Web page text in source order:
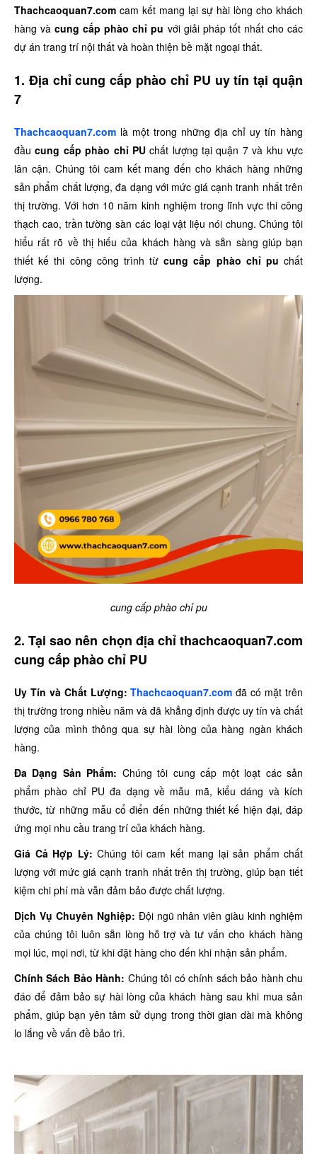
Thachcaoquan7.com cam kết mang lại sự hài lòng cho khách
hàng vàcung cấp phào chỉ pu với giải pháp tốt nhất cho các
dự án trang trí nội thất và hoàn thiện bề mặt ngoại thất.
1. Địa chỉ cung cấp phào chỉ PU uy tín tại quận
7
Thachcaoquan7.com là một trong những địa chỉ uy tín hàng
đầucung cấp phào chỉ PUchất lượng tại quận 7 và khu vực
lân cận. Chúng tôi cam kết mang đến cho khách hàng những
sản phẩm chất lượng, đa dạng với mức giá cạnh tranh nhất trên
thị trường. Với hơn 10 năm kinh nghiệm trong lĩnh vực thi công
thạch cao, trần tường sàn các loại vật liệu nói chung. Chúng tôi
hiểu rất rõ về thị hiếu của khách hàng và sẵn sàng giúp bạn
thiết kế thi công công trình từcung cấp phào chỉ pu chất
lượng.
cung cấp phào chỉ pu
2. Tại sao nên chọn địa chỉ thachcaoquan7.com
cung cấp phào chỉ PU
Uy Tín và Chất Lượng: Thachcaoquan7.com đã có mặt trên
thị trường trong nhiều năm và đã khẳng định được uy tín và chất
lượng của mình thông qua sự hài lòng của hàng ngàn khách
hàng.
Đa Dạng Sản Phẩm: Chúng tôi cung cấp một loạt các sản
phẩm phào chỉ PU đa dạng về mẫu mã, kiểu dáng và kích
thước, từ những mẫu cổ điển đến những thiết kế hiện đại, đáp
ứng mọi nhu cầu trang trí của khách hàng.
Giá Cả Hợp Lý: Chúng tôi cam kết mang lại sản phẩm chất
lượng với mức giá cạnh tranh nhất trên thị trường, giúp bạn tiết
kiệm chi phí mà vẫn đảm bảo được chất lượng.
Dịch Vụ Chuyên Nghiệp: Đội ngũ nhân viên giàu kinh nghiệm
của chúng tôi luôn sẵn lòng hỗ trợ và tư vấn cho khách hàng
mọi lúc, mọi nơi, từ khi đặt hàng cho đến khi nhận sản phẩm.
Chính Sách Bảo Hành: Chúng tôi có chính sách bảo hành chu
đáo để đảm bảo sự hài lòng của khách hàng sau khi mua sản
phẩm, giúp bạn yên tâm sử dụng trong thời gian dài mà không
lo lắng về vấn đề bảo trì.